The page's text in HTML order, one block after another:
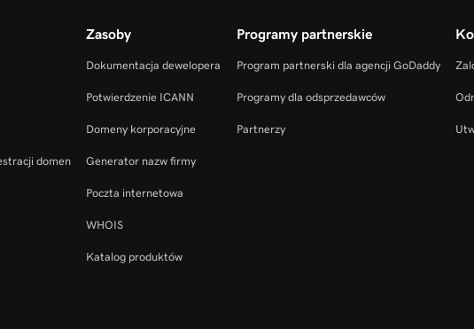
domen
Zasoby
Dokumentacja dewelopera
Potwierdzenie ICANN
Domeny korporacyjne
Generator nazw firmy
Poczta internetowa
WHOIS
Katalog produktów
Programy partnerskie
Program partnerski dla agencji GoDaddy
Programy dla odsprzedawców
Partnerzy